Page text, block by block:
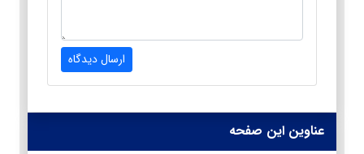
ارسال دیدگاه
عناوین این صفحه